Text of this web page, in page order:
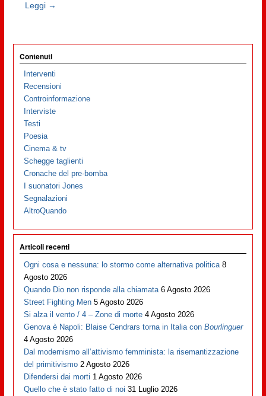
Leggi →
Contenuti
Interventi
Recensioni
Controinformazione
Interviste
Testi
Poesia
Cinema & tv
Schegge taglienti
Cronache del pre-bomba
I suonatori Jones
Segnalazioni
AltroQuando
Articoli recenti
Ogni cosa e nessuna: lo stormo come alternativa politica 8
Agosto 2026
Quando Dio non risponde alla chiamata 6 Agosto 2026
Street Fighting Men 5 Agosto 2026
Si alza il vento / 4 – Zone di morte 4 Agosto 2026
Genova è Napoli: Blaise Cendrars torna in Italia conBourlinguer
4 Agosto 2026
Dal modernismo all’attivismo femminista: la risemantizzazione
del primitivismo 2 Agosto 2026
Difendersi dai morti 1 Agosto 2026
Quello che è stato fatto di noi 31 Luglio 2026